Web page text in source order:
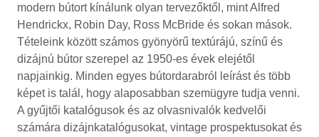
modern bútort kínálunk olyan tervezőktől, mint Alfred
Hendrickx, Robin Day, Ross McBride és sokan mások.
Tételeink között számos gyönyörű textúrájú, színű és
dizájnú bútor szerepel az 1950-es évek elejétől
napjainkig. Minden egyes bútordarabról leírást és több
képet is talál, hogy alaposabban szemügyre tudja venni.
A gyűjtői katalógusok és az olvasnivalók kedvelői
számára dizájnkatalógusokat, vintage prospektusokat és